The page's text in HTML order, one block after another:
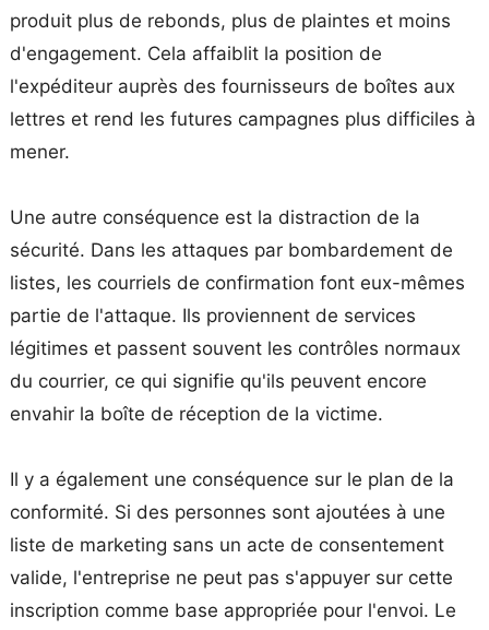
produit plus de rebonds, plus de plaintes et moins
d'engagement. Cela affaiblit la position de
l'expéditeur auprès des fournisseurs de boîtes aux
lettres et rend les futures campagnes plus difficiles à
mener.
Une autre conséquence est la distraction de la
sécurité. Dans les attaques par bombardement de
listes, les courriels de confirmation font eux-mêmes
partie de l'attaque. Ils proviennent de services
légitimes et passent souvent les contrôles normaux
du courrier, ce qui signifie qu'ils peuvent encore
envahir la boîte de réception de la victime.
Il y a également une conséquence sur le plan de la
conformité. Si des personnes sont ajoutées à une
liste de marketing sans un acte de consentement
valide, l'entreprise ne peut pas s'appuyer sur cette
inscription comme base appropriée pour l'envoi. Le